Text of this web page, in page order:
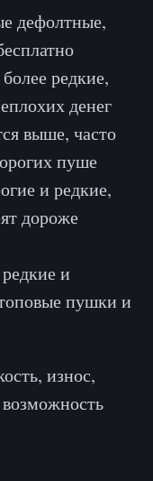
дефолтные,
редкие,
денег
выше, часто
пуше
и редкие,
дороже
и
пушки и
износ,